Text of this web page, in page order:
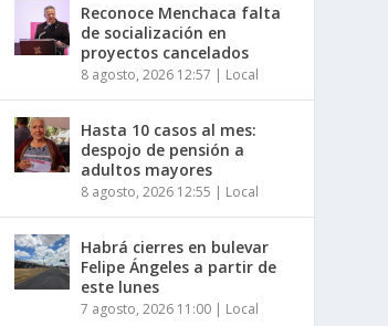
Reconoce Menchaca falta
de socialización en
proyectos cancelados
8 agosto, 2026 12:57 | Local
Hasta 10 casos al mes:
despojo de pensión a
adultos mayores
8 agosto, 2026 12:55 | Local
Habrá cierres en bulevar
Felipe Ángeles a partir de
este lunes
7 agosto, 2026 11:00 | Local